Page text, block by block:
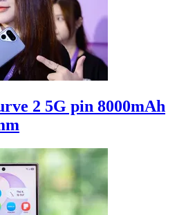
2 5G pin 8000mAh